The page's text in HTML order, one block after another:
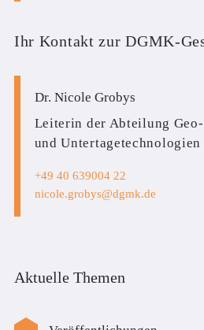
Ihr Kontakt zur DGMK-
Dr. Nicole Grobys
Leiterin der Abteilung
und Untertagetechnologien
+49 40 639004 22
nicole.grobys
dgmk.de
Aktuelle Themen